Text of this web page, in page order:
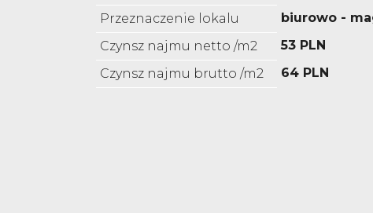
Przeznaczenie lokalu
biurowo -
Czynsz najmu netto /m2
53 PLN
Czynsz najmu brutto /m2
64 PLN